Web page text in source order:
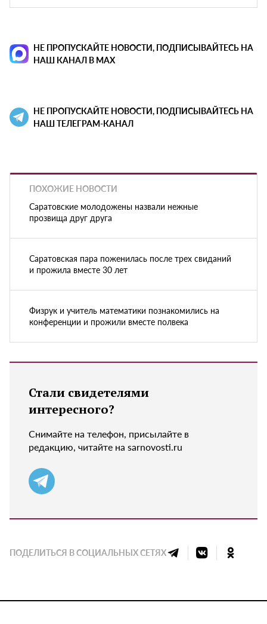
НЕ ПРОПУСКАЙТЕ НОВОСТИ, ПОДПИСЫВАЙТЕСЬ НА
НАШ КАНАЛ В MAX
НЕ ПРОПУСКАЙТЕ НОВОСТИ, ПОДПИСЫВАЙТЕСЬ НА
НАШ ТЕЛЕГРАМ-КАНАЛ
ПОХОЖИЕ НОВОСТИ
Саратовские молодожены назвали нежные
прозвища друг друга
Саратовская пара поженилась после трех свиданий
и прожила вместе 30 лет
Физрук и учитель математики познакомились на
конференции и прожили вместе полвека
Стали свидетелями
интересного?
Снимайте на телефон, присылайте в
редакцию, читайте на sarnovosti.ru
ПОДЕЛИТЬСЯ В СОЦИАЛЬНЫХ СЕТЯХ